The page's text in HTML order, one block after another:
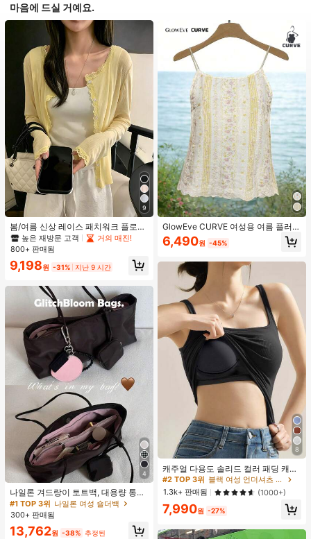
마음에 드실 거예요.
9
봄/여름 신상 레이스 패치워크 플로럴
트림 소프트 니트 가디건 경량 재킷 탑
여성용, 코티지코어 옐로우
높은 재방문 고객
거의 매진!
800+ 판매됨
9,198원 -31% 지난 9 시간
4
나일론 겨드랑이 토트백, 대용량 통근
숄더백, 작은 메이크업 백 포함, 펜던
트 미포함, 가벼운 일상 핸드백 (펜던
트 미포함)
#1 TOP 3위 나일론 여성 숄더백
300+ 판매됨
13,762원 -38% 추정된
GlowEve CURVE 여성용 여름 플러스
사이즈 우아한 니치 레이스 트림 루즈
캐주얼 디자인 캐미솔 탱크탑
6,490원 -45%
8
캐주얼 다용도 솔리드 컬러 패딩 캐미
솔
#2 TOP 3위
블랙 여성 언더셔츠 상의
1.3k+ 판매됨
(1000+)
7,990원 -27%